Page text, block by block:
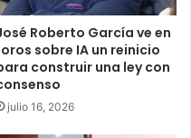
Roberto García ve en
sobre IA un reinicio
construir una ley con
julio 16, 2026